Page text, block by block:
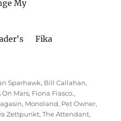
My
Fika
Sparhawk, Bill Callahan,
On Mars, Fiona Fiasco.,
, Monoland, Pet Owner,
Zettpunkt,The Attendant,